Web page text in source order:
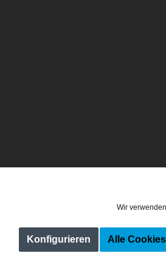
Wir
Konfigurieren Alle